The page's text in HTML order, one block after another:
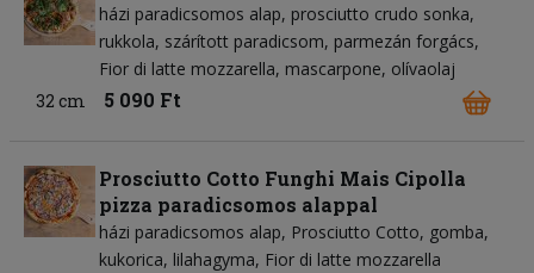
házi paradicsomos alap prosciutto crudo sonka
rukkola szárított paradicsom parmezán forgács
Fior di latte mozzarella mascarpone olívaolaj
32 cm
5 090 Ft
Prosciutto Cotto Funghi Mais Cipolla
pizza paradicsomos alappal
házi paradicsomos alap Prosciutto Cotto gomba
kukorica lilahagyma Fior di latte mozzarella